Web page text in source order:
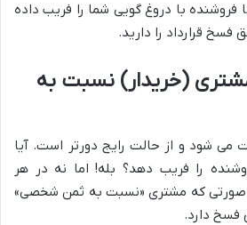
فروشنده با دروغ گویی شما را فریب داده
قرارداد را دارید.
(خریدار) نسبت به
می شود و از حالت رایج دورتر است. آیا
را فریب دهد؟ بله! اما نه در هر
صورتی که مشتری «نسبت به ثمن شخصی»
فسخ دارد.